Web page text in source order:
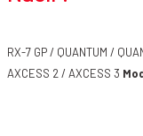
RX-7 GP / QUANTUM /
AXCESS 2 / AXCESS 3